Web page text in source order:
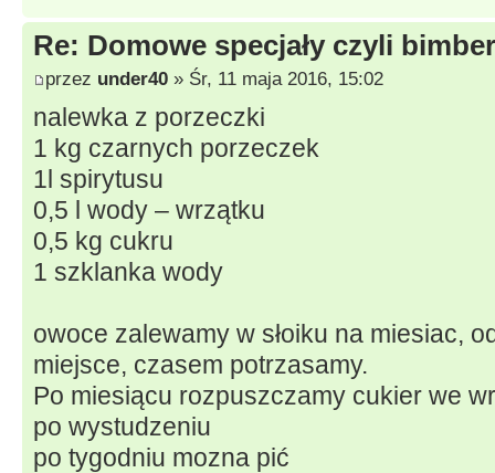
Re: Domowe specjały czyli
przez under40 » Śr, 11 maja 2016, 15:02
nalewka z porzeczki
1 kg czarnych porzeczek
1l spirytusu
0,5 l wody – wrzątku
0,5 kg cukru
1 szklanka wody
owoce zalewamy w słoiku na miesiac,
miejsce, czasem potrzasamy.
Po miesiącu rozpuszczamy cukier we
po wystudzeniu
po tygodniu mozna pić